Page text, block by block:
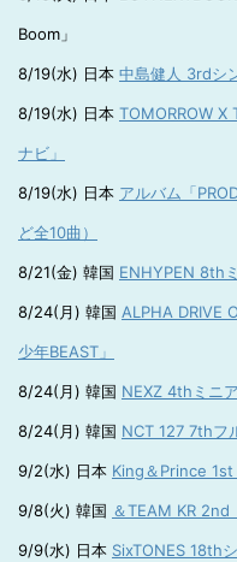
Boom」
8/19(水) 日本 中島健人 3rdシ
8/19(水) 日本 TOMORROW X
ナビ」
8/19(水) 日本 アルバム「
ど全10曲）
8/21(金) 韓国 ENHYPEN 8th
8/24(月) 韓国 ALPHA DRIVE
少年BEAST」
8/24(月) 韓国 NEXZ 4thミニ
8/24(月) 韓国 NCT 127 7thフ
9/2(水) 日本 King＆Prince 1st
9/8(火) 韓国 ＆TEAM KR 2nd
9/9(水) 日本 SixTONES 18th